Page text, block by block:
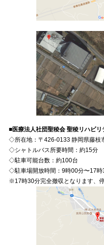
■医療法人社団聖稜会 聖稜リハビリ
◇所在地：〒426-0133 静岡県藤枝
◇シャトルバス所要時間：約15分
◇駐車可能台数：約100台
◇駐車場開放時間：9時00分〜17時
※17時30分完全撤収となります、